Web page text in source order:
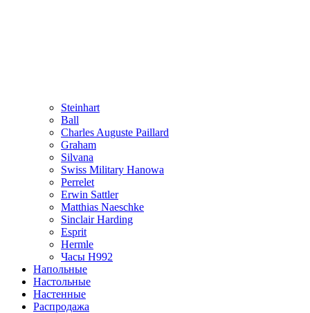
Steinhart
Ball
Charles Auguste Paillard
Graham
Silvana
Swiss Military Hanowa
Perrelet
Erwin Sattler
Matthias Naeschke
Sinclair Harding
Esprit
Hermle
Часы H992
Напольные
Настольные
Настенные
Распродажа